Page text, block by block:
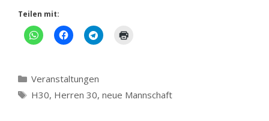
Teilen mit:
Kategorien
Veranstaltungen
Schlagwörter
H30, Herren 30, neue Mannschaft